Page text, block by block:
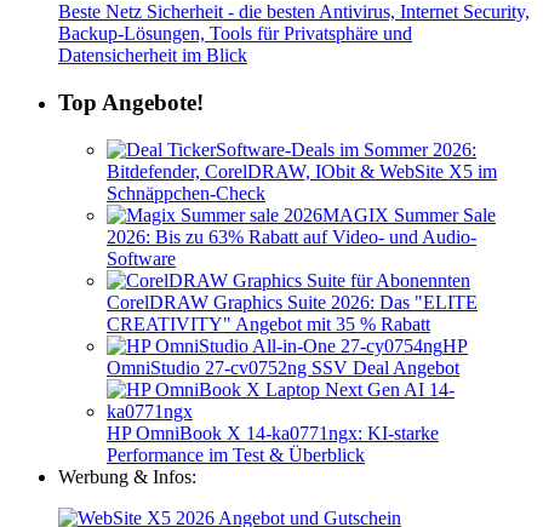
Beste Netz Sicherheit - die besten Antivirus, Internet Security,
Backup-Lösungen, Tools für Privatsphäre und
Datensicherheit im Blick
Top Angebote!
Software-Deals im Sommer 2026:
Bitdefender, CorelDRAW, IObit & WebSite X5 im
Schnäppchen-Check
MAGIX Summer Sale
2026: Bis zu 63% Rabatt auf Video- und Audio-
Software
CorelDRAW Graphics Suite 2026: Das "ELITE
CREATIVITY" Angebot mit 35 % Rabatt
HP
OmniStudio 27-cv0752ng SSV Deal Angebot
HP OmniBook X 14-ka0771ngx: KI-starke
Performance im Test & Überblick
Werbung & Infos: